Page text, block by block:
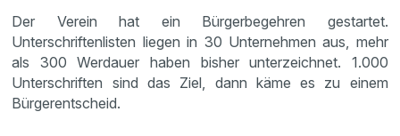
Der Verein hat ein Bürgerbegehren gestartet.
Unterschriftenlisten liegen in 30 Unternehmen aus, mehr
als 300 Werdauer haben bisher unterzeichnet. 1.000
Unterschriften sind das Ziel, dann käme es zu einem
Bürgerentscheid.